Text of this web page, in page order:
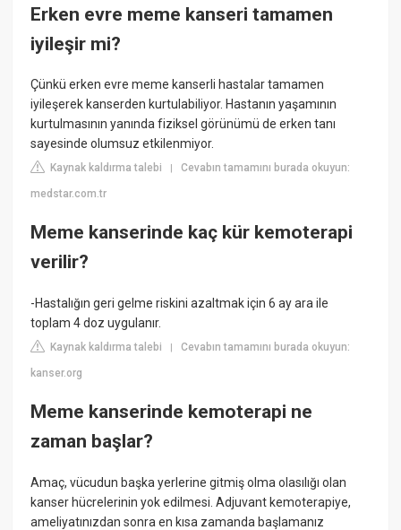
Erken evre meme kanseri tamamen
iyileşir mi?
Çünkü erken evre meme kanserli hastalar tamamen
iyileşerek kanserden kurtulabiliyor. Hastanın yaşamının
kurtulmasının yanında fiziksel görünümü de erken tanı
sayesinde olumsuz etkilenmiyor.
Kaynak kaldırma talebi |Cevabın tamamını burada okuyun:
medstar.com.tr
Meme kanserinde kaç kür kemoterapi
verilir?
-Hastalığın geri gelme riskini azaltmak için 6 ay ara ile
toplam 4 doz uygulanır.
Kaynak kaldırma talebi |Cevabın tamamını burada okuyun:
kanser.org
Meme kanserinde kemoterapi ne
zaman başlar?
Amaç, vücudun başka yerlerine gitmiş olma olasılığı olan
kanser hücrelerinin yok edilmesi. Adjuvant kemoterapiye,
ameliyatınızdan sonra en kısa zamanda başlamanız